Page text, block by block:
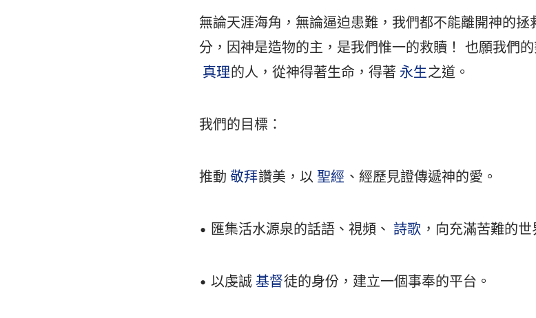
無論天涯海角，無論逼迫患難，我們都不能離開神的
分，因神是造物的主，是我們惟一的救贖！ 也願我們
真理的人，從神得著生命，得著 永生之道。
我們的目標：
推動 敬拜讚美，以 聖經 、經歷見證傳遞神的愛。
• 匯集活水源泉的話語、視頻、 詩歌 ，向充滿苦難的
• 以虔誠 基督徒的身份，建立一個事奉的平台。